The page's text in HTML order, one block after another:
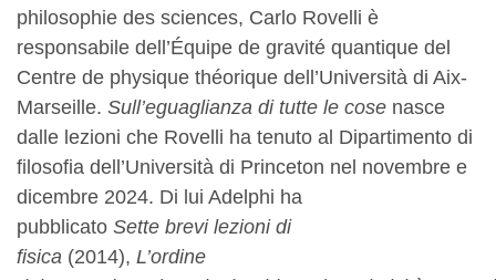
philosophie des sciences, Carlo Rovelli è
responsabile dell’Équipe de gravité quantique del
Centre de physique théorique dell’Università di Aix-
Marseille. Sull’eguaglianza di tutte le cose nasce
dalle lezioni che Rovelli ha tenuto al Dipartimento di
filosofia dell’Università di Princeton nel novembre e
dicembre 2024. Di lui Adelphi ha
pubblicato Sette brevi lezioni di
fisica (2014), L’ordine